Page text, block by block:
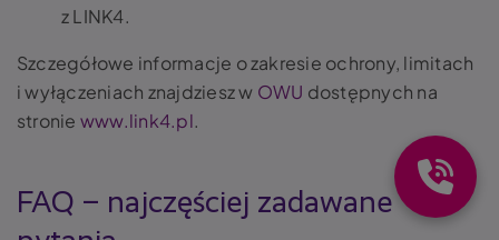
z LINK4.
Szczegółowe informacje o zakresie ochrony, limitach
i wyłączeniach znajdziesz w OWU dostępnych na
stronie www.link4.pl.
FAQ – najczęściej zadawane